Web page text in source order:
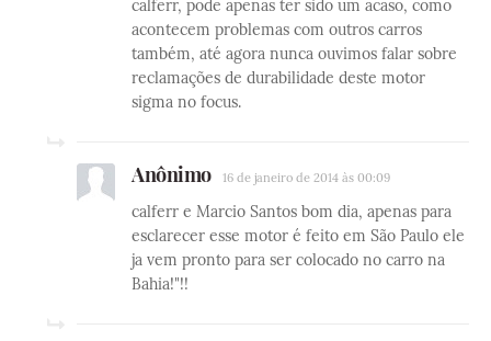
calferr, pode apenas ter sido um acaso, como
acontecem problemas com outros carros
também, até agora nunca ouvimos falar sobre
reclamações de durabilidade deste motor
sigma no focus.
Anônimo 16 de janeiro de 2014 às 00:09
calferr e Marcio Santos bom dia, apenas para
esclarecer esse motor é feito em São Paulo ele
ja vem pronto para ser colocado no carro na
Bahia!"!!